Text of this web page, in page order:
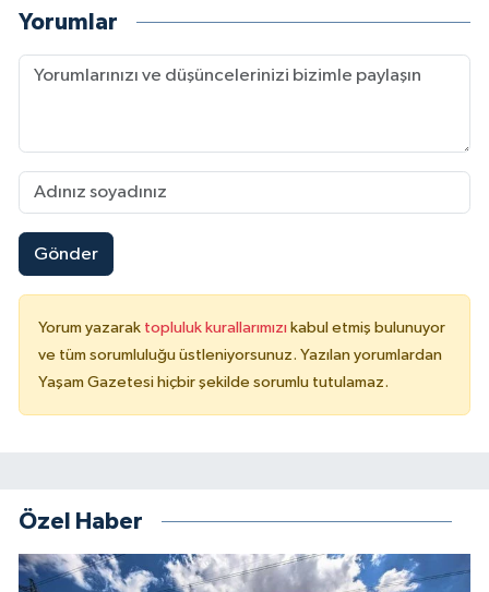
Yorumlar
Gönder
Yorum yazarak topluluk kurallarımızı kabul etmiş bulunuyor
ve tüm sorumluluğu üstleniyorsunuz. Yazılan yorumlardan
Yaşam Gazetesi hiçbir şekilde sorumlu tutulamaz.
Özel Haber